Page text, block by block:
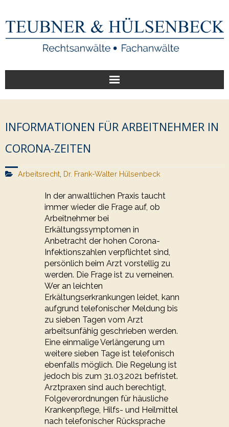
Start
Unsere Leistungen
Veröffentlichungen
Über uns
INFORMATIONEN FÜR ARBEITNEHMER IN
CORONA-ZEITEN
Arbeitsrecht, Dr. Frank-Walter Hülsenbeck
In der anwaltlichen Praxis taucht
immer wieder die Frage auf, ob
Arbeitnehmer bei
Erkältungssymptomen in
Anbetracht der hohen Corona-
Infektionszahlen verpflichtet sind,
persönlich beim Arzt vorstellig zu
werden. Die Frage ist zu verneinen.
Wer an leichten
Erkältungserkrankungen leidet, kann
aufgrund telefonischer Meldung bis
zu sieben Tagen vom Arzt
arbeitsunfähig geschrieben werden.
Eine einmalige Verlängerung um
weitere sieben Tage ist telefonisch
ebenfalls möglich. Die Regelung ist
jedoch bis zum 31.03.2021 befristet.
Arztpraxen sind auch berechtigt,
Folgeverordnungen für häusliche
Krankenpflege, Hilfs- und Heilmittel
nach telefonischer Rücksprache